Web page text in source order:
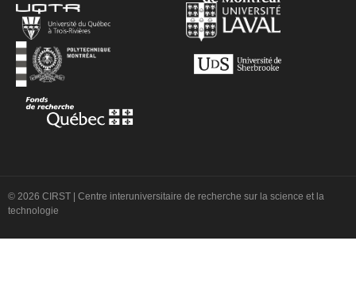
© 2026 CIRST | Centre interuniversitaire de recherche sur la science et la
technologie